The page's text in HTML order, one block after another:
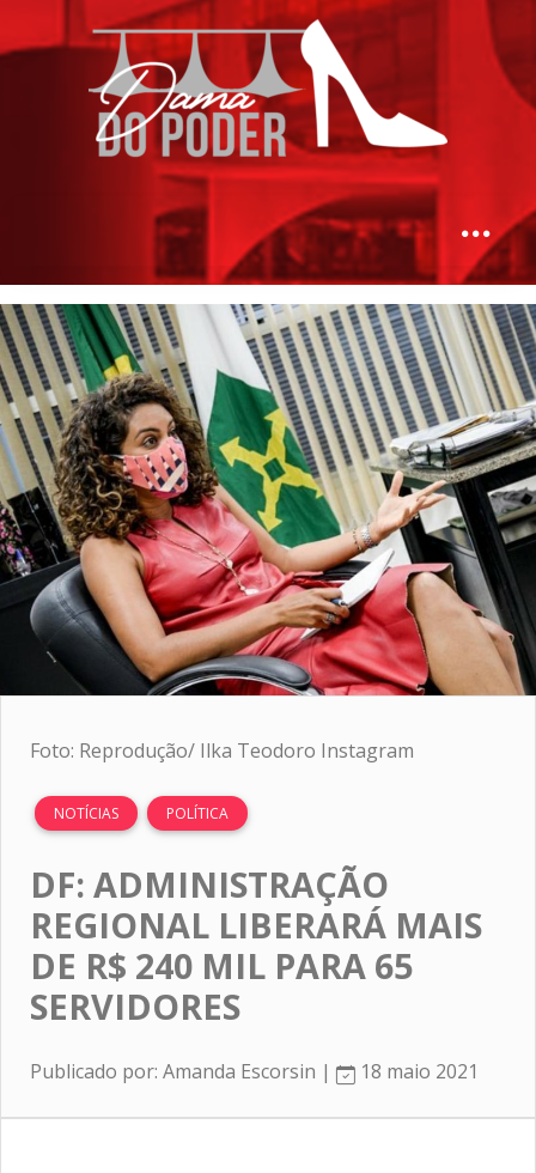
Foto: Reprodução/ Ilka Teodoro Instagram
NOTÍCIAS POLÍTICA
DF: ADMINISTRAÇÃO
REGIONAL LIBERARÁ MAIS
DE R$ 240 MIL PARA 65
SERVIDORES
Publicado por: Amanda Escorsin | 18 maio 2021